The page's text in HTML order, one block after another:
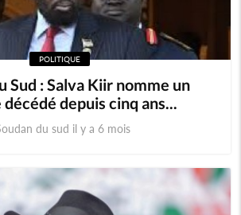
POLITIQUE
Sud : Salva Kiir nomme un
depuis cinq ans...
du sud il y a 6 mois